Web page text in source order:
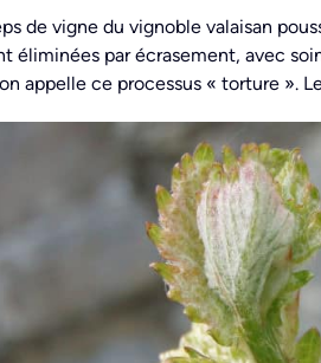
de vigne du vignoble valaisan
éliminées par écrasement, avec
appelle ce processus « torture ».